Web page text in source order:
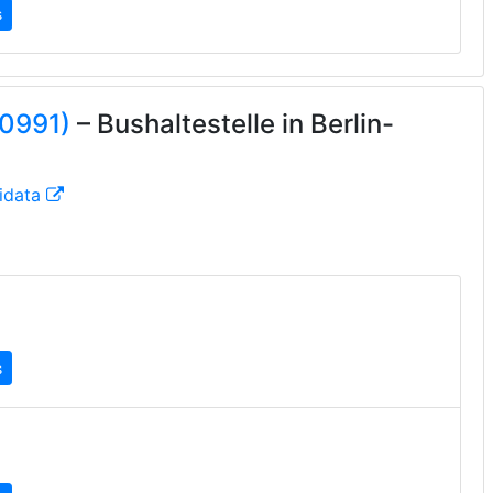
– Bushaltestelle in Berlin-